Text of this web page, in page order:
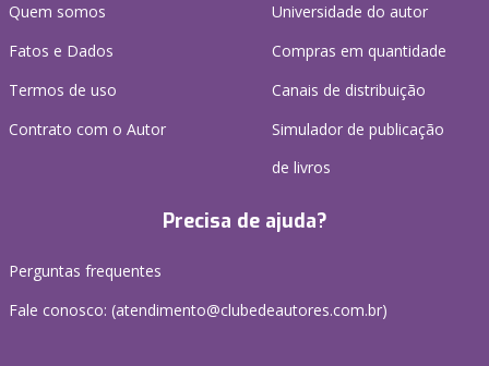
Quem somos
Fatos e Dados
Termos de uso
Contrato com o Autor
Universidade do autor
Compras em quantidade
Canais de distribuição
Simulador de publicação
de livros
Precisa de ajuda?
Perguntas frequentes
Fale conosco: (atendimento@clubedeautores.com.br)